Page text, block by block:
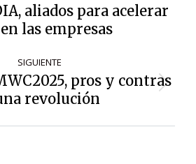
Entrada
anterior:
aliados para acelerar
las empresas
SIGUIENTE
Siguiente
entrada:
pros y contras
revolución